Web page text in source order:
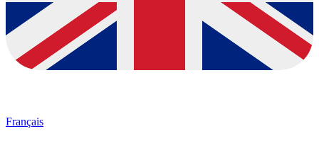
Français